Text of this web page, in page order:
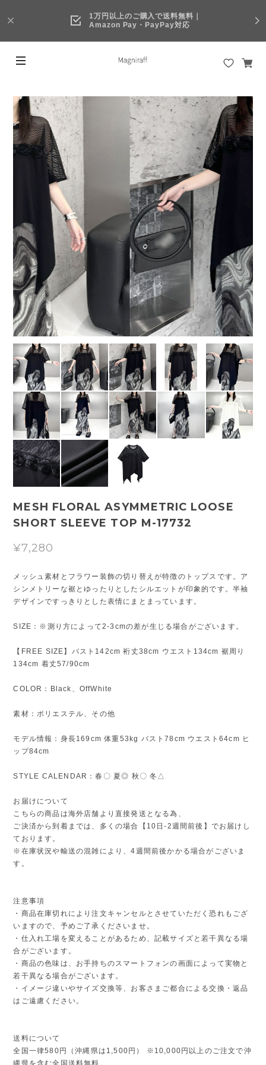
1万円以上のご購入で送料無料｜
Amazon Pay・PayPay対応
MESH FLORAL ASYMMETRIC LOOSE
SHORT SLEEVE TOP M-17732
¥7,280
メッシュ素材とフラワー装飾の切り替えが特徴のトップスです。ア
シンメトリーな裾とゆったりとしたシルエットが印象的です。半袖
デザインですっきりとした表情にまとまっています。
SIZE：※測り方によって2-3cmの差が生じる場合がございます。
【FREE SIZE】バスト142cm 裄丈38cm ウエスト134cm 裾周り
134cm 着丈57/90cm
COLOR：Black、OffWhite
素材：ポリエステル、その他
モデル情報：身長169cm 体重53kg バスト78cm ウエスト64cm ヒ
ップ84cm
STYLE CALENDAR：春〇 夏◎ 秋〇 冬△
お届けについて
こちらの商品は海外店舗より直接発送となる為、
ご決済から到着までは、多くの場合【10日-2週間前後】でお届けし
ております。
※在庫状況や輸送の混雑により、4週間前後かかる場合がございま
す。
注意事項
・商品在庫切れにより注文キャンセルとさせていただく恐れもござ
いますので、予めご了承くださいませ。
・仕入れ工場を変えることがあるため、記載サイズと若干異なる場
合がございます。
・商品の色味は、お手持ちのスマートフォンの画面によって実物と
若干異なる場合がございます。
・イメージ違いやサイズ交換等、お客さまご都合による交換・返品
はご遠慮ください。
送料について
全国一律580円（沖縄県は1,500円） ※10,000円以上のご注文で沖
縄県を含む全国送料無料。